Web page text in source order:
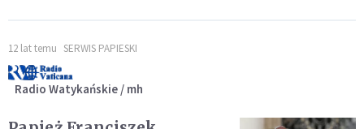
12 lat temu SERWIS PAPIESKI
Radio Watykańskie / mh